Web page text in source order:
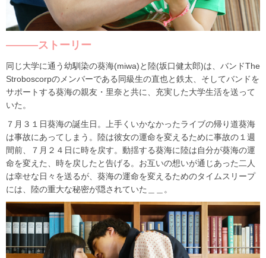
―――ストーリー
同じ大学に通う幼馴染の葵海(miwa)と陸(坂口健太郎)は、バンドThe
Stroboscorpのメンバーである同級生の直也と鉄太、そしてバンドを
サポートする葵海の親友・里奈と共に、充実した大学生活を送って
いた。
７月３１日葵海の誕生日。上手くいかなかったライブの帰り道葵海
は事故にあってしまう。陸は彼女の運命を変えるために事故の１週
間前、７月２４日に時を戻す。動揺する葵海に陸は自分が葵海の運
命を変えた、時を戻したと告げる。お互いの想いが通じあった二人
は幸せな日々を送るが、葵海の運命を変えるためのタイムスリープ
には、陸の重大な秘密が隠されていた＿＿。